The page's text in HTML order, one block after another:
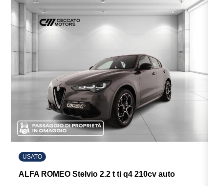
USATO
ALFA ROMEO Stelvio 2.2 t ti q4 210cv auto